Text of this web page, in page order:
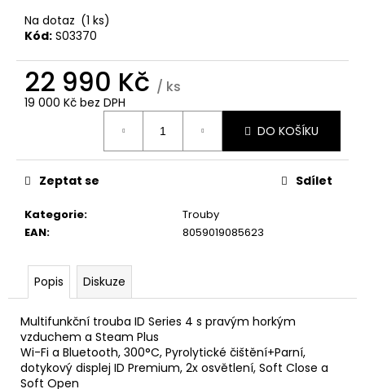
Na dotaz (1 ks)
Kód: S03370
22 990 Kč / ks
19 000 Kč bez DPH
DO KOŠÍKU
Kategorie:
Trouby
EAN: 8059019085623
Zeptat se Sdílet
Popis Diskuze
Multifunkční trouba ID Series 4 s pravým horkým
vzduchem a Steam Plus
Wi-Fi a Bluetooth, 300°C, Pyrolytické čištění+Parní,
dotykový displej ID Premium, 2x osvětlení, Soft Close a
Soft Open
u
e
m
e
12
Kč